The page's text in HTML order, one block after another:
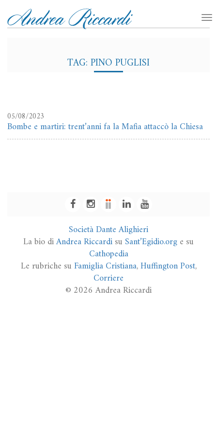
TAG: PINO PUGLISI
05/08/2023
Bombe e martiri: trent’anni fa la Mafia attaccò la Chiesa
Società Dante Alighieri
La bio diAndrea RiccardisuSant’Egidio.orge su
Cathopedia
Le rubriche suFamiglia Cristiana,Huffington Post,
Corriere
© 2026 Andrea Riccardi